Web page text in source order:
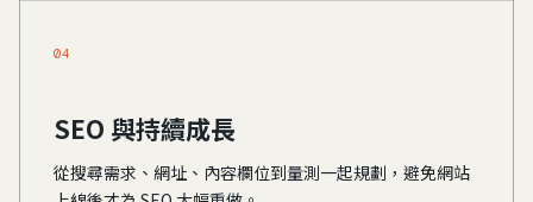
04
SEO 與持續成長
從搜尋需求、網址、內容欄位到量測一起規劃，避免網站